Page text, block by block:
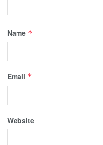
Name *
Email *
Website